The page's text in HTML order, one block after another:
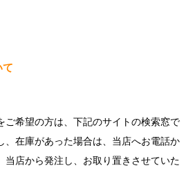
て
ご希望の方は、下記のサイトの検索窓で
、在庫があった場合は、当店へお電話か
当店から発注し、お取り置きさせていた